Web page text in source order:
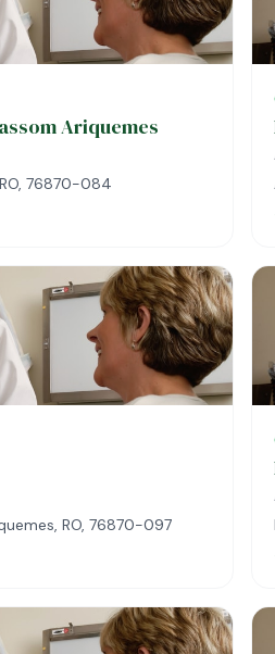
Ariquemes
76870-084
RO, 76870-097